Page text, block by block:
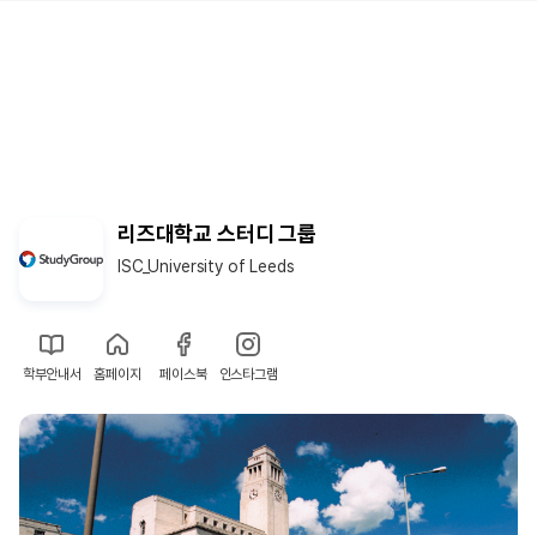
리즈대학교 스터디 그룹
ISC_University of Leeds
학부안내서 홈페이지 페이스북 인스타그램